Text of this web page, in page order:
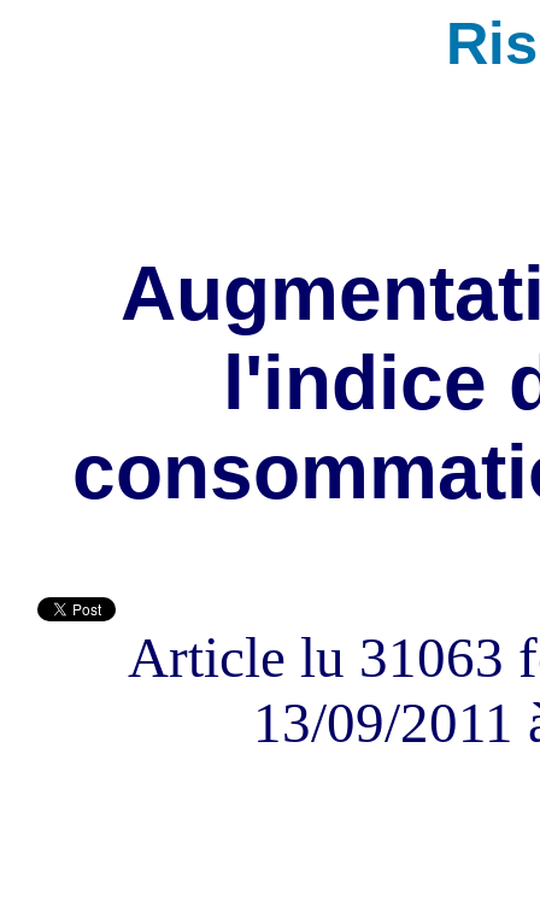
l'indice
Article lu 31063
13/09/2011